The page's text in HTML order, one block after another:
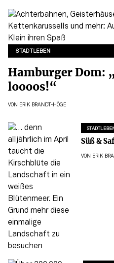
STADTLEBEN
Hamburger Dom:
loooos!“
VON ERIK BRANDT-HÖGE
Süß &
VON ERIK